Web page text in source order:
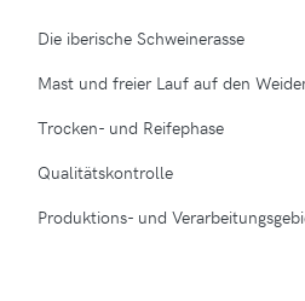
Die iberische Schweinerasse
Mast und freier Lauf auf den
Trocken- und Reifephase
Qualitätskontrolle
Produktions- und